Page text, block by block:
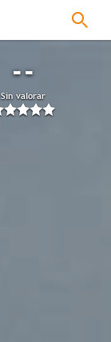
--
Sin valorar